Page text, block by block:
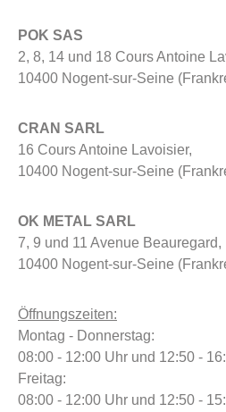
POK SAS
2, 8, 14 und 18 Cours Antoine
10400 Nogent-sur-Seine
CRAN SARL
16 Cours Antoine Lavoisier,
10400 Nogent-sur-Seine
OK METAL SARL
7, 9 und 11 Avenue Beauregard,
10400 Nogent-sur-Seine
Öffnungszeiten:
Montag - Donnerstag:
08:00 - 12:00 Uhr und 12:50 -
Freitag:
08:00 - 12:00 Uhr und 12:50 -